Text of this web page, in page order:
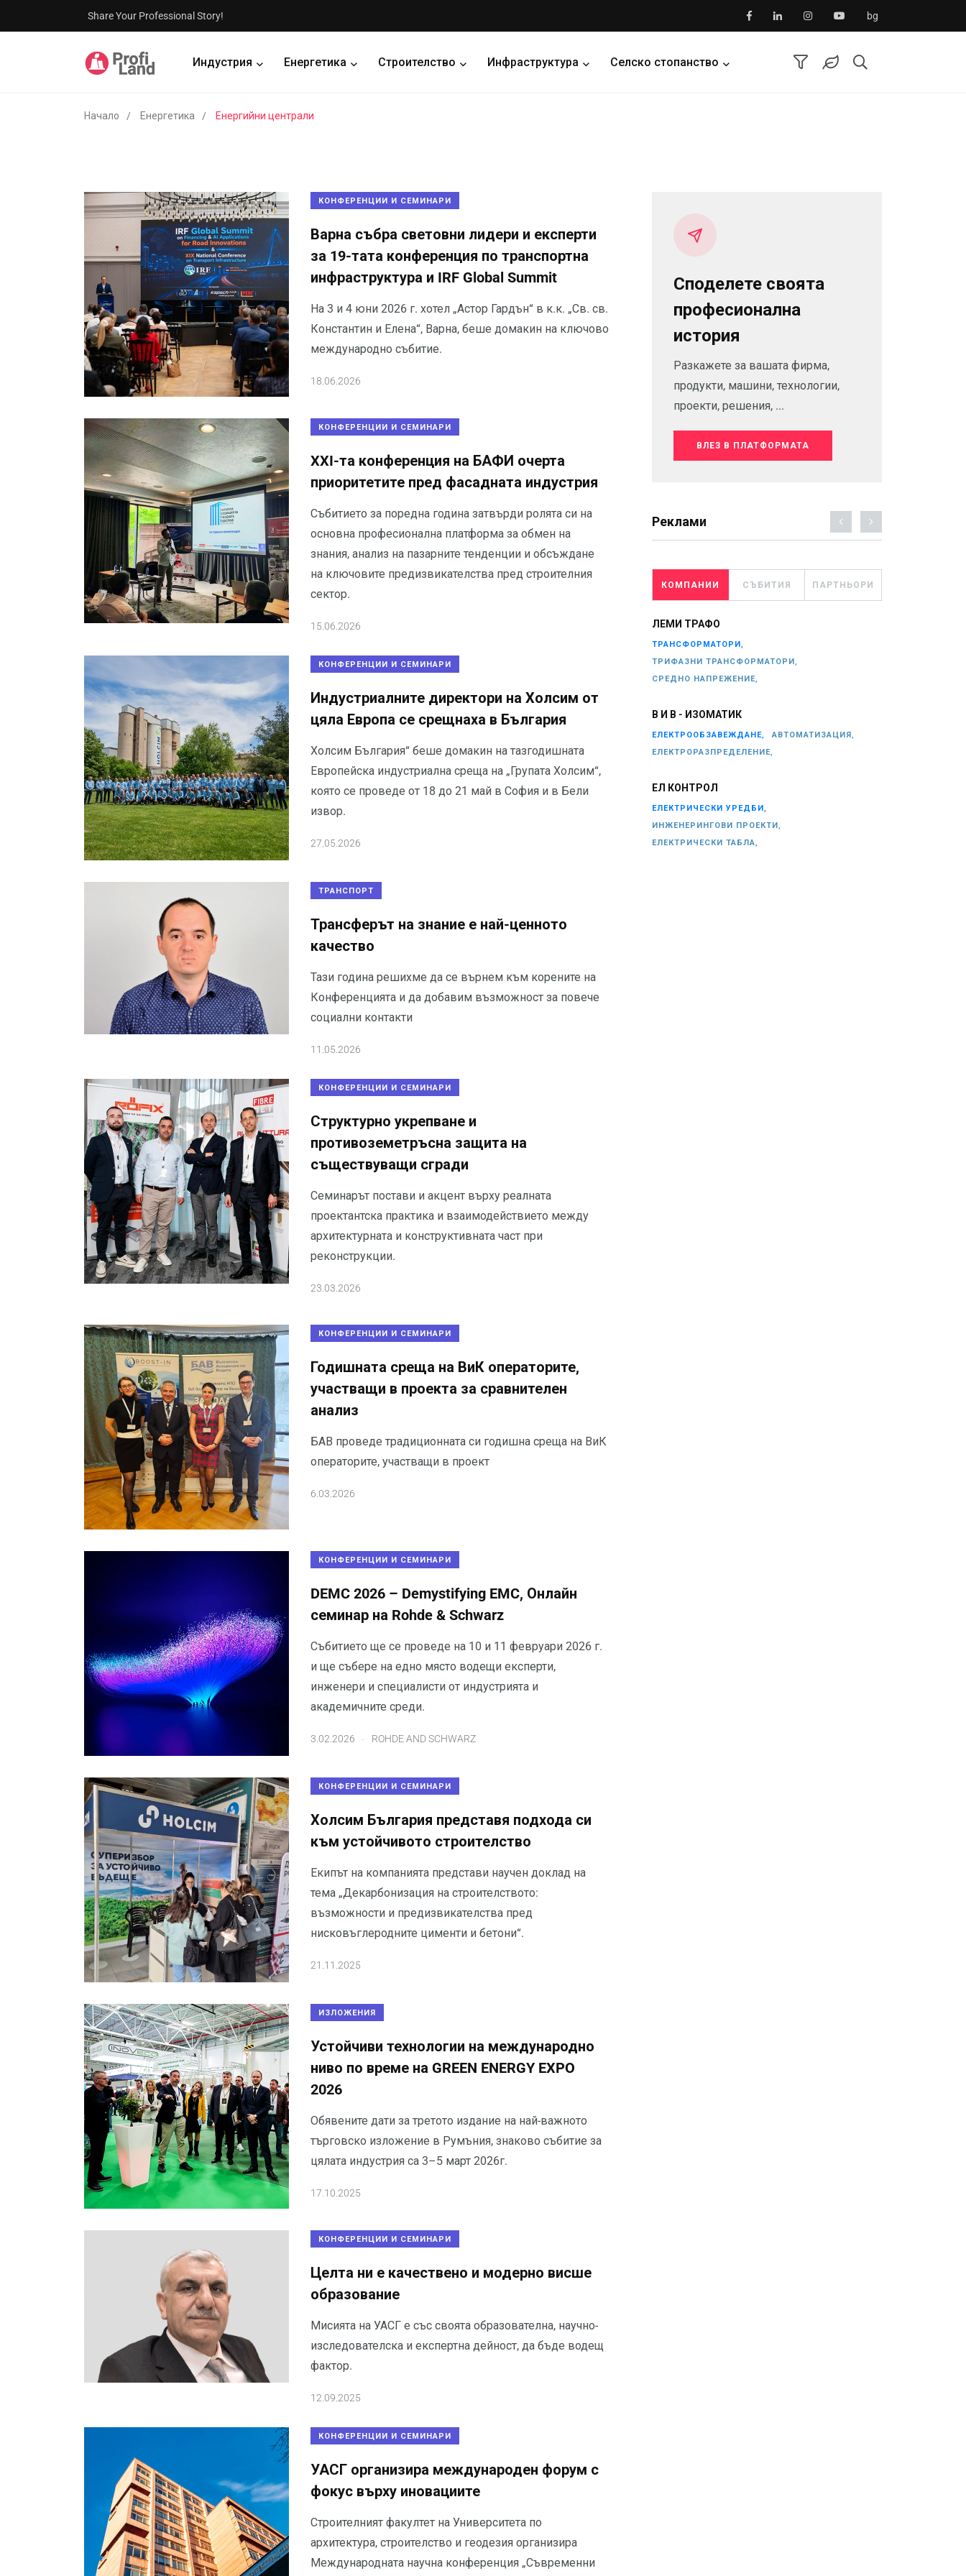
Share Your Professional Story! bg
Индустрия Енергетика Строителство Инфраструктура Селско стопанство
Начало Енергетика Енергийни централи
КОНФЕРЕНЦИИ И СЕМИНАРИ
Варна събра световни лидери и експерти
за 19-тата конференция по транспортна
инфраструктура и IRF Global Summit
На 3 и 4 юни 2026 г. хотел „Астор Гардън“ в к.к. „Св. св.
Константин и Елена“, Варна, беше домакин на ключово
международно събитие.
18.06.2026
КОНФЕРЕНЦИИ И СЕМИНАРИ
XXI-та конференция на БАФИ очерта
приоритетите пред фасадната индустрия
Събитието за поредна година затвърди ролята си на
основна професионална платформа за обмен на
знания, анализ на пазарните тенденции и обсъждане
на ключовите предизвикателства пред строителния
сектор.
15.06.2026
КОНФЕРЕНЦИИ И СЕМИНАРИ
Индустриалните директори на Холсим от
цяла Европа се срещнаха в България
Холсим България“ беше домакин на тазгодишната
Европейска индустриална среща на „Групата Холсим“,
която се проведе от 18 до 21 май в София и в Бели
извор.
27.05.2026
ТРАНСПОРТ
Трансферът на знание е най-ценното
качество
Тази година решихме да се върнем към корените на
Конференцията и да добавим възможност за повече
социални контакти
11.05.2026
КОНФЕРЕНЦИИ И СЕМИНАРИ
Структурно укрепване и
противоземетръсна защита на
съществуващи сгради
Семинарът постави и акцент върху реалната
проектантска практика и взаимодействието между
архитектурната и конструктивната част при
реконструкции.
23.03.2026
КОНФЕРЕНЦИИ И СЕМИНАРИ
Годишната среща на ВиК операторите,
участващи в проекта за сравнителен
анализ
БАВ проведе традиционната си годишна среща на ВиК
операторите, участващи в проект
6.03.2026
КОНФЕРЕНЦИИ И СЕМИНАРИ
DEMC 2026 – Demystifying EMC, Онлайн
семинар на Rohde & Schwarz
Събитието ще се проведе на 10 и 11 февруари 2026 г.
и ще събере на едно място водещи експерти,
инженери и специалисти от индустрията и
академичните среди.
3.02.2026 ROHDE AND SCHWARZ
КОНФЕРЕНЦИИ И СЕМИНАРИ
Холсим България представя подхода си
към устойчивото строителство
Екипът на компанията представи научен доклад на
тема „Декарбонизация на строителството:
възможности и предизвикателства пред
нисковъглеродните цименти и бетони“.
21.11.2025
ИЗЛОЖЕНИЯ
Устойчиви технологии на международно
ниво по време на GREEN ENERGY EXPO
2026
Обявените дати за третото издание на най-важното
търговско изложение в Румъния, знаково събитие за
цялата индустрия са 3–5 март 2026г.
17.10.2025
КОНФЕРЕНЦИИ И СЕМИНАРИ
Целта ни е качествено и модерно висше
образование
Мисията на УАСГ е със своята образователна, научно-
изследователска и експертна дейност, да бъде водещ
фактор.
12.09.2025
КОНФЕРЕНЦИИ И СЕМИНАРИ
УАСГ организира международен форум с
фокус върху иновациите
Строителният факултет на Университета по
архитектура, строителство и геодезия организира
Международната научна конференция „Съвременни
Споделете своята
професионална
история
Разкажете за вашата фирма,
продукти, машини, технологии,
проекти, решения, ...
ВЛЕЗ В ПЛАТФОРМАТА
Реклами
КОМПАНИИ СЪБИТИЯ ПАРТНЬОРИ
ЛЕМИ ТРАФО
ТРАНСФОРМАТОРИ,
ТРИФАЗНИ ТРАНСФОРМАТОРИ,
СРЕДНО НАПРЕЖЕНИЕ,
В И В - ИЗОМАТИК
ЕЛЕКТРООБЗАВЕЖДАНЕ,
АВТОМАТИЗАЦИЯ,
ЕЛЕКТРОРАЗПРЕДЕЛЕНИЕ,
ЕЛ КОНТРОЛ
ЕЛЕКТРИЧЕСКИ УРЕДБИ,
ИНЖЕНЕРИНГОВИ ПРОЕКТИ,
ЕЛЕКТРИЧЕСКИ ТАБЛА,